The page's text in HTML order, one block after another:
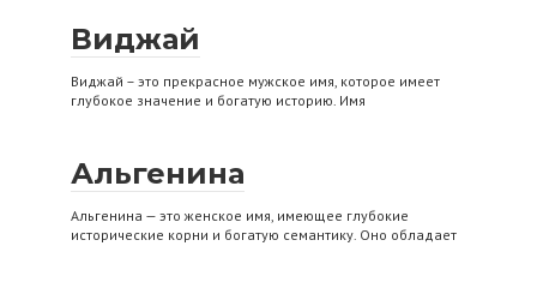
Виджай
Виджай – это прекрасное мужское имя, которое имеет
глубокое значение и богатую историю. Имя
Альгенина
Альгенина — это женское имя, имеющее глубокие
исторические корни и богатую семантику. Оно обладает